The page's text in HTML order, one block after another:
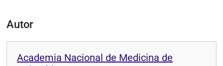
Autor
Academia Nacional de Medicina de